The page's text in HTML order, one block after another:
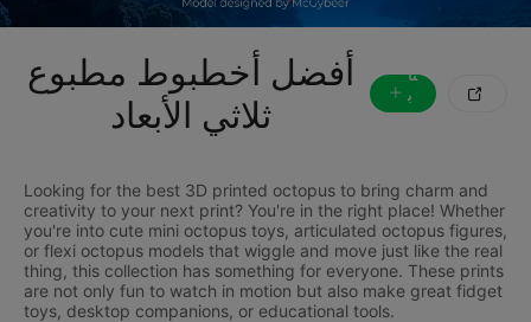
أفضل أخطبوط مطبوع
ثلاثي الأبعاد
تا
ب
ع

Looking for the best 3D printed octopus to bring charm and
creativity to your next print? You're in the right place! Whether
you're into cute mini octopus toys, articulated octopus figures,
or flexi octopus models that wiggle and move just like the real
thing, this collection has something for everyone. These prints
are not only fun to watch in motion but also make great fidget
toys, desktop companions, or educational tools.